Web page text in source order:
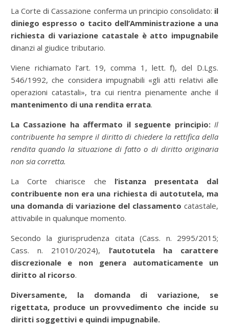
La Corte di Cassazione conferma un principio consolidato: il
diniego espresso o tacito dell’Amministrazione a una
richiesta di variazione catastale è atto impugnabile
dinanzi al giudice tributario.
Viene richiamato l’art. 19, comma 1, lett. f), del D.Lgs.
546/1992, che considera impugnabili «gli atti relativi alle
operazioni catastali», tra cui rientra pienamente anche il
mantenimento di una rendita errata.
La Cassazione ha affermato il seguente principio: Il
contribuente ha sempre il diritto di chiedere la rettifica della
rendita quando la situazione di fatto o di diritto originaria
non sia corretta.
La Corte chiarisce che l’istanza presentata dal
contribuente non era una richiesta di autotutela, ma
una domanda di variazione del classamento catastale,
attivabile in qualunque momento.
Secondo la giurisprudenza citata (Cass. n. 2995/2015;
Cass. n. 21010/2024), l’autotutela ha carattere
discrezionale e non genera automaticamente un
diritto al ricorso.
Diversamente, la domanda di variazione, se
rigettata, produce un provvedimento che incide su
diritti soggettivi e quindi impugnabile.